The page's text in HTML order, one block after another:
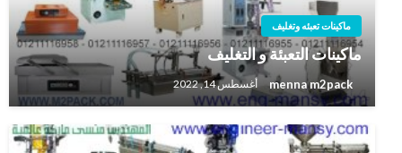
ماكينات تعبئه وتغليف
ماكينات التعبئة و التغليف
menna m2pack أغسطس 14, 2022